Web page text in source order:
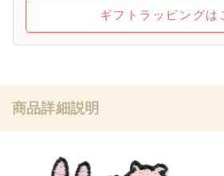
ギフトラッピングは
商品詳細説明